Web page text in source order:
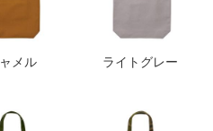
メル ライトグレー